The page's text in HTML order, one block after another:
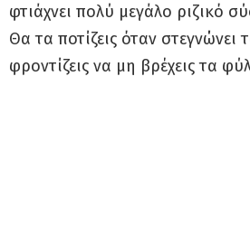
φτιάχνει πολύ μεγάλο ριζικό
Θα τα ποτίζεις όταν
φροντίζεις να μη βρέχεις τα